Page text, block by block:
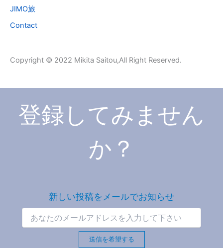
JIMO旅
Contact
Copyright © 2022 Mikita Saitou,All Right Reserved.
登録してみません
か？
新しい投稿をメールでお知らせ
送信を希望する